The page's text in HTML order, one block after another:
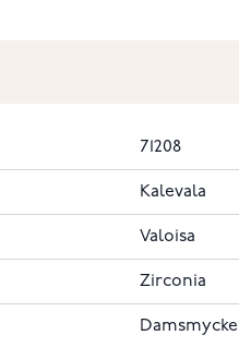
71208
Kalevala
Valoisa
Zirconia